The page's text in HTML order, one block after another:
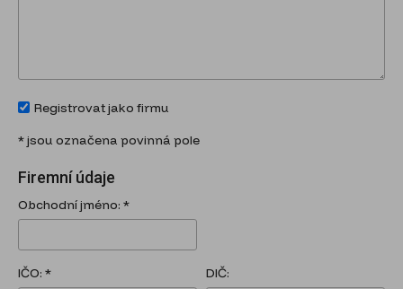
Registrovat jako firmu
* jsou označena povinná pole
Firemní údaje
Obchodní jméno: *
IČO: * DIČ: